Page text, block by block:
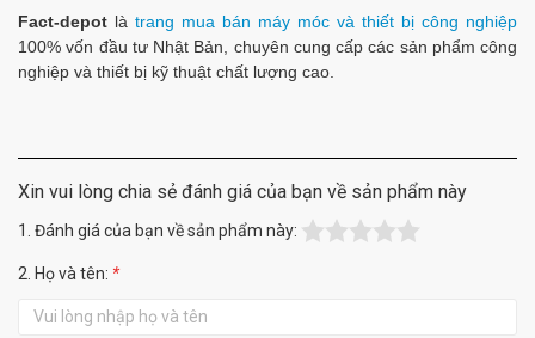
Fact-depot là trang mua bán máy móc và thiết bị công nghiệp
100% vốn đầu tư Nhật Bản, chuyên cung cấp các sản phẩm công
nghiệp và thiết bị kỹ thuật chất lượng cao.
Xin vui lòng chia sẻ đánh giá của bạn về sản phẩm này
1. Đánh giá của bạn về sản phẩm này:
2. Họ và tên: *